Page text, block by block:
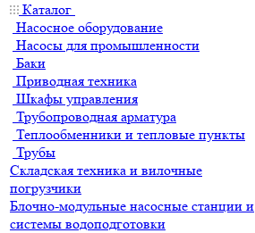
Каталог
Насосное оборудование
Насосы для промышленности
Баки
Приводная техника
Шкафы управления
Трубопроводная арматура
Теплообменники и тепловые пункты
Трубы
Складская техника и вилочные
погрузчики
Блочно-модульные насосные станции и
системы водоподготовки